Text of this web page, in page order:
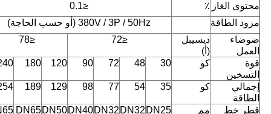
محتوى الغاز ٪
≤0.1
مزود الطاقة
380V / 3P / 50Hz (أو حسب الحاجة)
ضوضاء
العمل
ديسيبل
(أ)
≤72
≤78
قوة
التسخين
كو 30
48
72
90
120
180
إجمالي
الطاقة
كو 35
54
77
98
129
189
قطر خط
مم DN25
DN32
DN32
DN40
DN50
DN65